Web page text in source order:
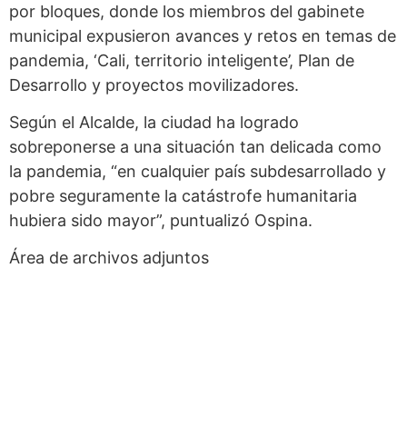
por bloques, donde los miembros del gabinete
municipal expusieron avances y retos en temas de
pandemia, ‘Cali, territorio inteligente’, Plan de
Desarrollo y proyectos movilizadores.
Según el Alcalde, la ciudad ha logrado
sobreponerse a una situación tan delicada como
la pandemia, “en cualquier país subdesarrollado y
pobre seguramente la catástrofe humanitaria
hubiera sido mayor”, puntualizó Ospina.
Área de archivos adjuntos